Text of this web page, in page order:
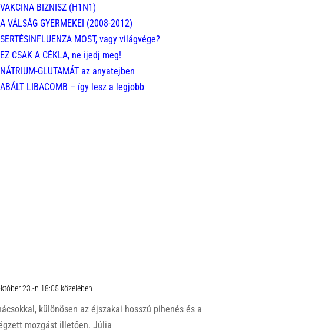
VAKCINA BIZNISZ (H1N1)
A VÁLSÁG GYERMEKEI (2008-2012)
SERTÉSINFLUENZA MOST, vagy világvége?
EZ CSAK A CÉKLA, ne ijedj meg!
NÁTRIUM-GLUTAMÁT az anyatejben
ABÁLT LIBACOMB – így lesz a legjobb
23.-n 18:05 közelében
különösen az éjszakai hosszú pihenés és a
mozgást illetően. Júlia